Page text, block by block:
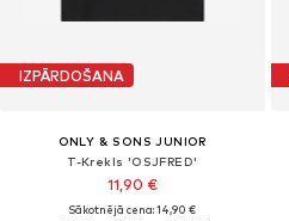
IZPĀRDOŠANA
ONLY & SONS JUNIOR
T-Krekls 'OSJFRED'
11,90 €
Sākotnējā cena: 14,90 €